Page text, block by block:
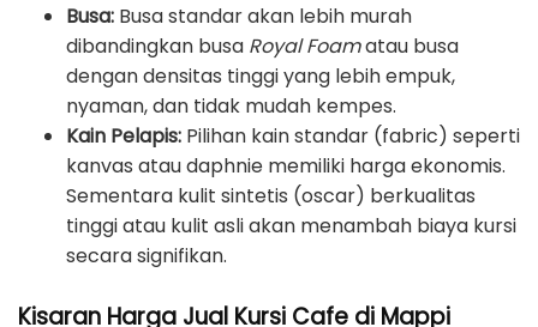
Busa: Busa standar akan lebih murah
dibandingkan busa Royal Foamatau busa
dengan densitas tinggi yang lebih empuk,
nyaman, dan tidak mudah kempes.
Kain Pelapis: Pilihan kain standar (fabric) seperti
kanvas atau daphnie memiliki harga ekonomis.
Sementara kulit sintetis (oscar) berkualitas
tinggi atau kulit asli akan menambah biaya kursi
secara signifikan.
Kisaran Harga Jual Kursi Cafe di Mappi